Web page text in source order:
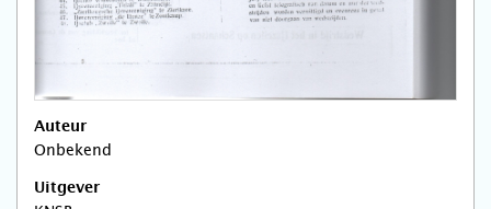
Auteur
Onbekend
Uitgever